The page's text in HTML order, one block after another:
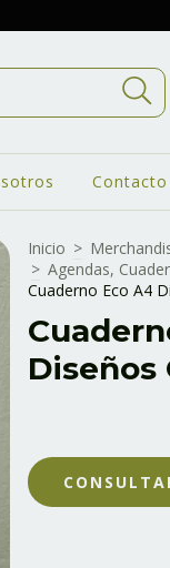
Contacto
Inicio >
> Agendas,
Cuaderno Eco A4
Diseños